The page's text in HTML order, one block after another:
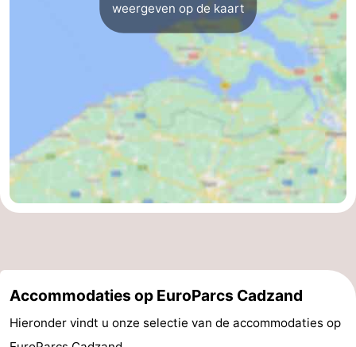
weergeven op de kaart
Accommodaties op EuroParcs Cadzand
Hieronder vindt u onze selectie van de accommodaties op